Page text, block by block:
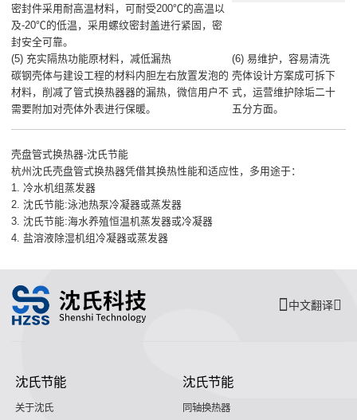
密封件采用耐高温材料，可耐受200℃的高温以
及-20℃的低温，采用螺纹密封盖进行紧固，密
封安全可靠。
(5) 充实隔热功能原材料，减低漏热
碳钢壳体与建设工程的材料内胆左右放置发泡的
材料，削减了管式换热器器的漏热，微信用户不
需要附加对壳体外表进行保暖。
(6) 易维护，容易清洗
壳体设计方案成可拆下
式，运营维护除垢二十
五分方面。
壳盘管式换热器-沈氏节能
杭州沈氏壳盘管式换热器凭借其换热性能和适应性，多用途于：
1.冷水机组蒸发器
2.沈氏节能:泳池热泵冷凝器或蒸发器
3.沈氏节能:海水养殖恒温机蒸发器或冷凝器
4.盐溶液除湿机组冷凝器或蒸发器
中文翻译
沈氏节能
关于沈氏
沈氏节能
同轴换热器